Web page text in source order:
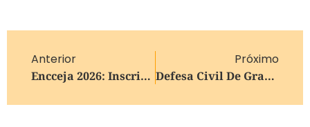
Anterior
Encceja 2026: Inscrição Pode Ser Feita Até Dia 15 De Maio
Próximo
Defesa Civil De Gramado Alinha Plano De Contingência Com Forças De Segurança E Serviços Essenciais